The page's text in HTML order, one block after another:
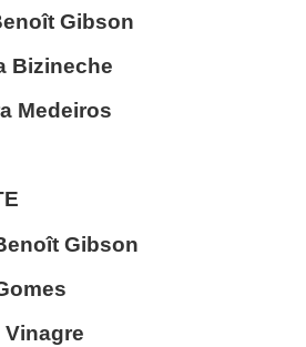
Gibson
Bizineche
Medeiros
Gibson
Vinagre